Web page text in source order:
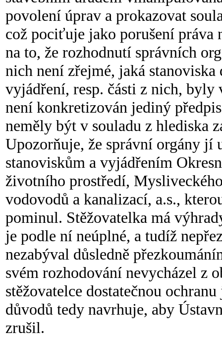
povolení úprav a prokazovat
což pociťuje jako porušení práva
na to, že rozhodnutí správních
nich není zřejmé, jaká
vyjádření, resp. části z nich, byly
není konkretizován jediný
neměly být v souladu z hlediska
Upozorňuje, že správní orgány jí
stanoviskům a vyjádřením
životního prostředí,
vodovodů a kanalizací, a.s.,
pominul. Stěžovatelka má
je podle ní neúplné, a tudíž
nezabýval důsledně
svém rozhodování nevycházel z
stěžovatelce dostatečnou
důvodů tedy navrhuje, aby
zrušil.